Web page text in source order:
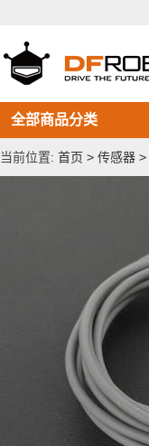
接
近
开
关
全部商品分类
当前位置: 首页 > 传感器 >